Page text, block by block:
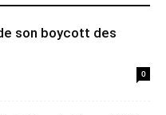
son boycott des
0